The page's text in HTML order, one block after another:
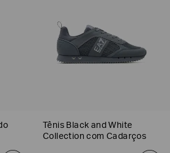
Tênis Black and White
Collection com Cadarços